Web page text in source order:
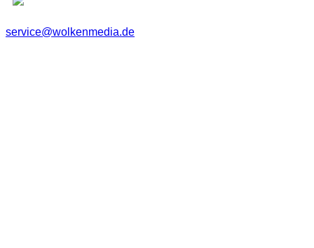
service@wolkenmedia.de